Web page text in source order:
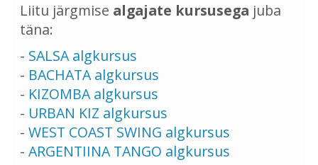
Liitu järgmise algajate kursusega juba
täna:
- SALSA algkursus
- BACHATA algkursus
- KIZOMBA algkursus
- URBAN KIZ algkursus
- WEST COAST SWING algkursus
- ARGENTIINA TANGO algkursus